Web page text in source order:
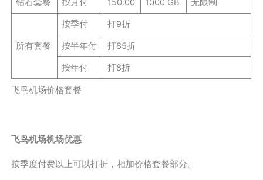
钻石套餐 按月付 150.00 1000 GB 无限制
所有套餐
按季付 打9折
按半年付 打85折
按年付 打8折
飞鸟机场价格套餐
飞鸟机场机场优惠
按季度付费以上可以打折，相加价格套餐部分。